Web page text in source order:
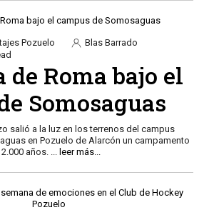
Pozuelo
Blas Barrado
de Roma bajo el
Somosaguas
salió a la luz en los terrenos del campus
en Pozuelo de Alarcón un campamento
años. ... leer más...